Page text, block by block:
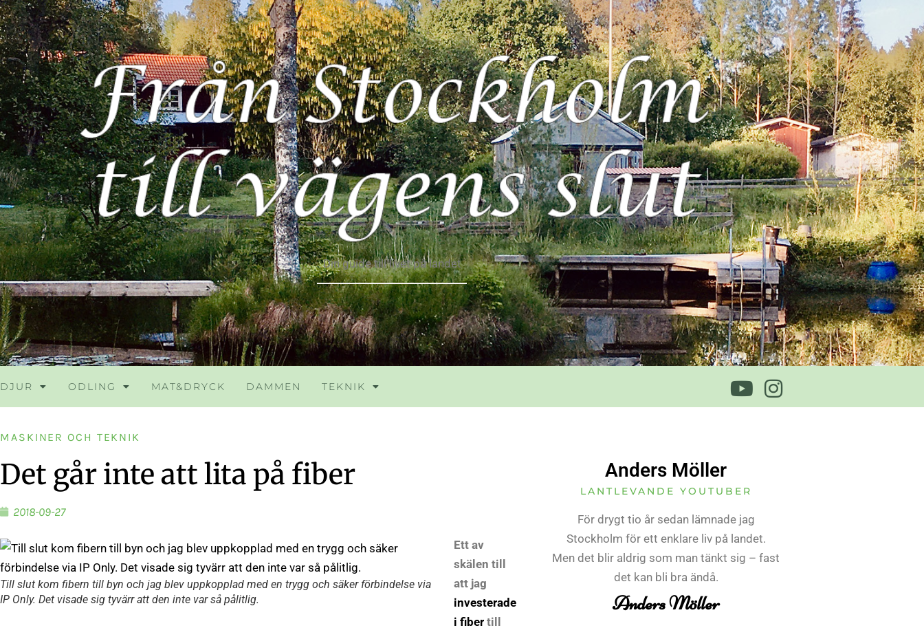
Din guide till livet på landet
DJUR ODLING MAT&DRYCK DAMMEN TEKNIK
MASKINER OCH TEKNIK
Det går inte att lita på fiber
2018-09-27
Till slut kom fibern till byn och jag blev uppkopplad med en trygg och säker förbindelse via
IP Only. Det visade sig tyvärr att den inte var så pålitlig.
Ett av
skälen till
att jag
investerade
i fiber till
Anders Möller
LANTLEVANDE YOUTUBER
För drygt tio år sedan lämnade jag
Stockholm för ett enklare liv på landet.
Men det blir aldrig som man tänkt sig – fast
det kan bli bra ändå.
Anders Möller